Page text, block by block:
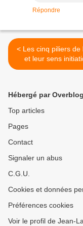
Répondre
< Les cinq piliers de l'islam
et leur sens
d'Abdennour
Hébergé par Overblog
Top articles
Pages
Contact
Signaler un abus
C.G.U.
Cookies et données
Préférences cookies
Voir le profil de Jean-